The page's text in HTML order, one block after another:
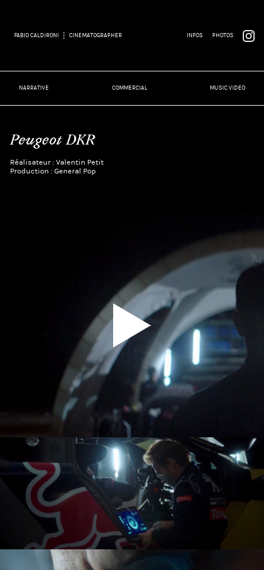
FABIO CALDIRONI CINEMATOGRAPHER INFOS PHOTOS
NARRATIVE COMMERCIAL MUSIC VIDEO
Peugeot DKR
Réalisateur : Valentin Petit
Production : General Pop